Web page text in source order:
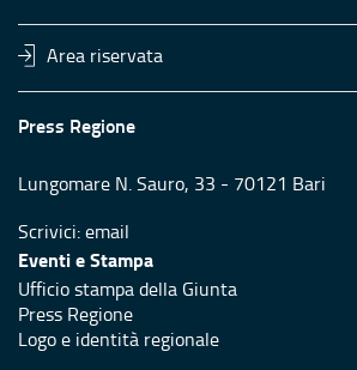
Area riservata
Press Regione
Lungomare N. Sauro, 33 - 70121 Bari
Scrivici:email
Eventi e Stampa
Ufficio stampa della Giunta
Press Regione
Logo e identità regionale